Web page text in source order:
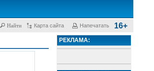
Карта сайта Напечатать 16+
РЕКЛАМА: